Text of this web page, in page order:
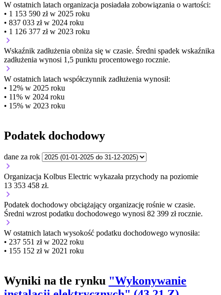
W ostatnich latach organizacja posiadała zobowiązania o wartości:
• 1 153 590 zł w 2025 roku
• 837 033 zł w 2024 roku
• 1 126 377 zł w 2023 roku
Wskaźnik zadłużenia obniża się w czasie. Średni spadek wskaźnika
zadłużenia wynosi 1,5 punktu procentowego rocznie.
W ostatnich latach współczynnik zadłużenia wynosił:
• 12% w 2025 roku
• 11% w 2024 roku
• 15% w 2023 roku
Podatek dochodowy
dane za rok
Organizacja Kolbus Electric wykazała przychody na poziomie
13 353 458 zł.
Podatek dochodowy obciążający organizację rośnie w czasie.
Średni wzrost podatku dochodowego wynosi 82 399 zł rocznie.
W ostatnich latach wysokość podatku dochodowego wynosiła:
• 237 551 zł w 2022 roku
• 155 152 zł w 2021 roku
Wyniki na tle rynku "Wykonywanie